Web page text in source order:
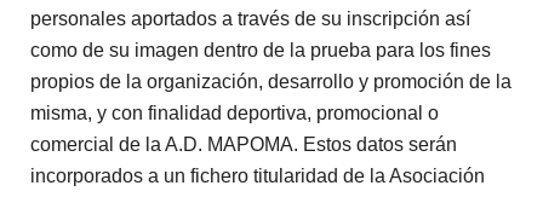
personales aportados a través de su inscripción así
como de su imagen dentro de la prueba para los fines
propios de la organización, desarrollo y promoción de la
misma, y con finalidad deportiva, promocional o
comercial de la A.D. MAPOMA. Estos datos serán
incorporados a un fichero titularidad de la Asociación